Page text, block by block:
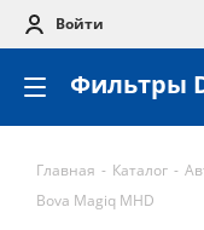
Войти
Фильтры
Главная - Каталог -
Bova Magiq MHD